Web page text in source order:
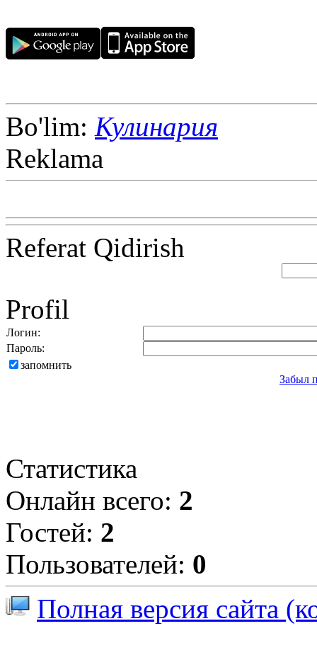
Bo'lim: Кулинария
Reklama
Referat Qidirish
Profil
Логин:
Пароль:
запомнить
Забыл
Статистика
Онлайн всего: 2
Гостей: 2
Пользователей: 0
Полная версия сайта